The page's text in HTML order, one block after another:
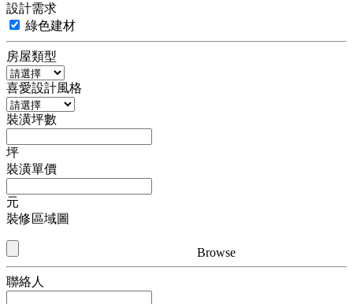
設計需求
綠色建材
房屋類型
喜愛設計風格
裝潢坪數
坪
裝潢單價
元
裝修區域圖
Browse
聯絡人